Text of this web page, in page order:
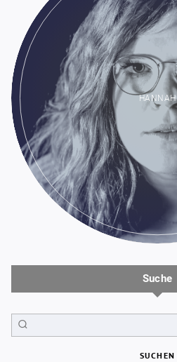
HANNAH
Suche
SUCHEN